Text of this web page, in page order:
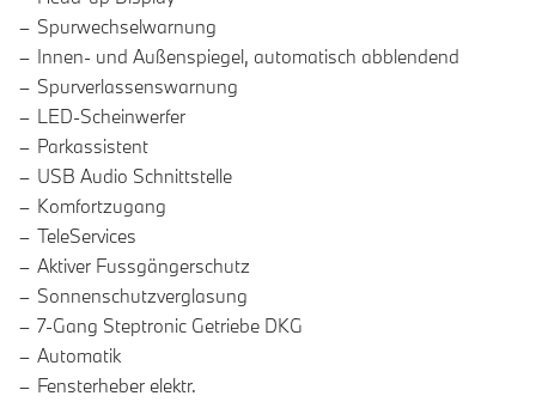
Spurwechselwarnung
Innen- und Außenspiegel, automatisch abblendend
Spurverlassenswarnung
LED-Scheinwerfer
Parkassistent
USB Audio Schnittstelle
Komfortzugang
TeleServices
Aktiver Fussgängerschutz
Sonnenschutzverglasung
7-Gang Steptronic Getriebe DKG
Automatik
Fensterheber elektr.